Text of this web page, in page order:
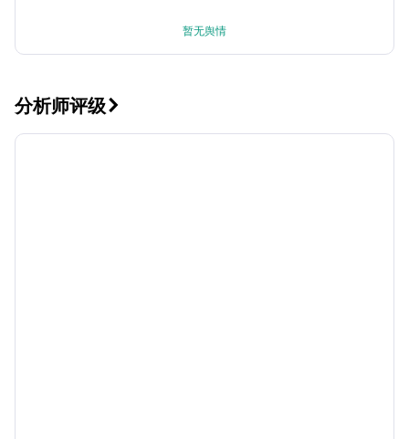
暂无舆情
分析师评级